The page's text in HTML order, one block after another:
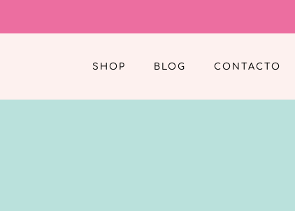
SHOP BLOG CONTACTO